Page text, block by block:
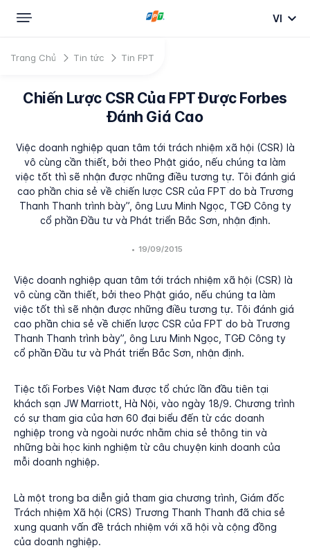
VI
Trang Chủ Tin tức Tin FPT
Chiến Lược CSR Của FPT Được Forbes
Đánh Giá Cao
Việc doanh nghiệp quan tâm tới trách nhiệm xã hội (CSR) là
vô cùng cần thiết, bởi theo Phật giáo, nếu chúng ta làm
việc tốt thì sẽ nhận được những điều tương tự. Tôi đánh giá
cao phần chia sẻ về chiến lược CSR của FPT do bà Trương
Thanh Thanh trình bày”, ông Lưu Minh Ngọc, TGĐ Công ty
cổ phần Đầu tư và Phát triển Bắc Sơn, nhận định.
• 19/09/2015
Việc doanh nghiệp quan tâm tới trách nhiệm xã hội (CSR) là
vô cùng cần thiết, bởi theo Phật giáo, nếu chúng ta làm
việc tốt thì sẽ nhận được những điều tương tự. Tôi đánh giá
cao phần chia sẻ về chiến lược CSR của FPT do bà Trương
Thanh Thanh trình bày”, ông Lưu Minh Ngọc, TGĐ Công ty
cổ phần Đầu tư và Phát triển Bắc Sơn, nhận định.
Tiệc tối Forbes Việt Nam được tổ chức lần đầu tiên tại
khách sạn JW Marriott, Hà Nội, vào ngày 18/9. Chương trình
có sự tham gia của hơn 60 đại biểu đến từ các doanh
nghiệp trong và ngoài nước nhằm chia sẻ thông tin và
những bài học kinh nghiệm từ câu chuyện kinh doanh của
mỗi doanh nghiệp.
Là một trong ba diễn giả tham gia chương trình, Giám đốc
Trách nhiệm Xã hội (CRS) Trương Thanh Thanh đã chia sẻ
xung quanh vấn đề trách nhiệm với xã hội và cộng đồng
của doanh nghiệp.